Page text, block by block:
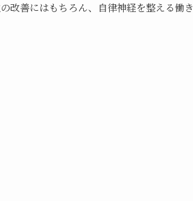
改善にはもちろん、自律神経を整える働き